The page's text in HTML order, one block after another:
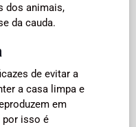
dos animais,
da cauda.
de evitar a
a casa limpa e
em
por isso é